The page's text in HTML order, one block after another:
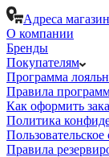
Адреса
О компании
Бренды
Покупателям
Программа
Правила
Как оформить
Политика
Правила